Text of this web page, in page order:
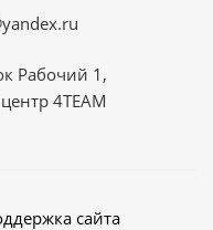
Рабочий 1,
4TEAM
сайта